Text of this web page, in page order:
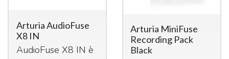
Arturia AudioFuse
X8 IN
AudioFuse X8 IN è
Arturia MiniFuse
Recording Pack
Black